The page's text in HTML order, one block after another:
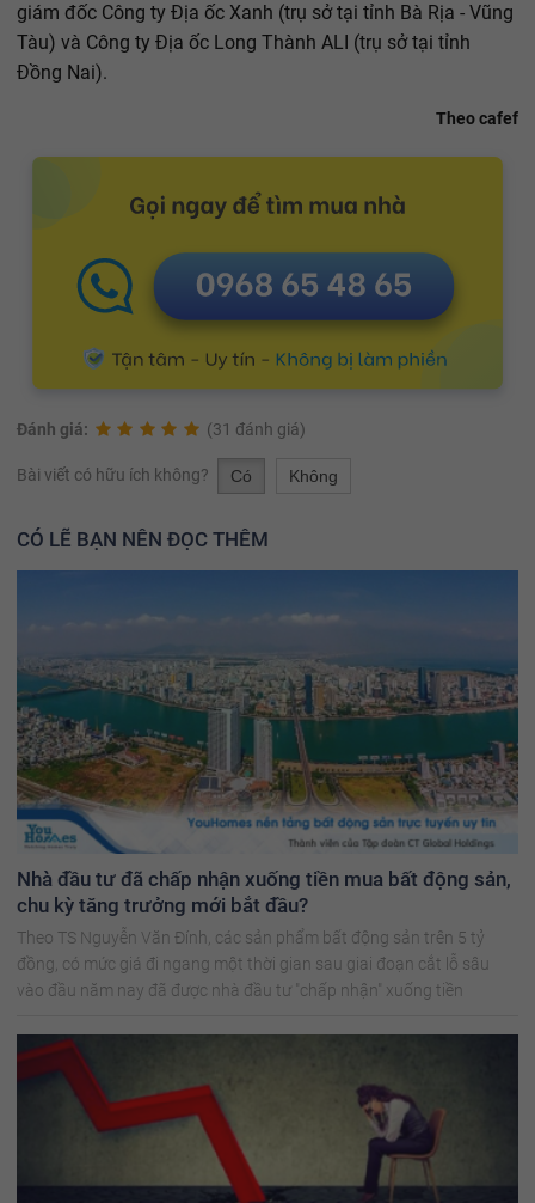
giám đốc Công ty Địa ốc Xanh (trụ sở tại tỉnh Bà Rịa - Vũng
Tàu) và Công ty Địa ốc Long Thành ALI (trụ sở tại tỉnh
Đồng Nai).
Theo cafef
Đánh giá: (31 đánh giá)
Bài viết có hữu ích không? Có Không
CÓ LẼ BẠN NÊN ĐỌC THÊM
Nhà đầu tư đã chấp nhận xuống tiền mua bất động sản,
chu kỳ tăng trưởng mới bắt đầu?
Theo TS Nguyễn Văn Đính, các sản phẩm bất động sản trên 5 tỷ
đồng, có mức giá đi ngang một thời gian sau giai đoạn cắt lỗ sâu
vào đầu năm nay đã được nhà đầu tư "chấp nhận" xuống tiền